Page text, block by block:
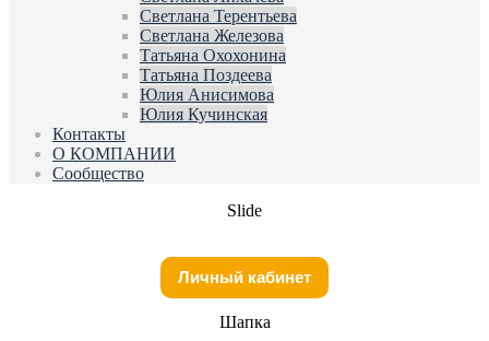
Светлана Терентьева
Светлана Железова
Татьяна Охохонина
Татьяна Поздеева
Юлия Анисимова
Юлия Кучинская
Контакты
О КОМПАНИИ
Сообщество
Slide
Личный кабинет
Шапка